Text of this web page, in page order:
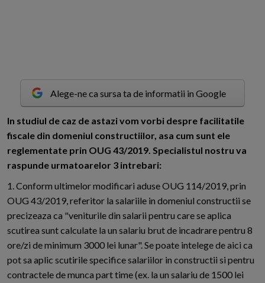
Alege-ne ca sursa ta de informatii in Google
In studiul de caz de astazi vom vorbi despre facilitatile
fiscale din domeniul constructiilor, asa cum sunt ele
reglementate prin OUG 43/2019. Specialistul nostru va
raspunde urmatoarelor 3 intrebari:
1. Conform ultimelor modificari aduse OUG 114/2019, prin
OUG 43/2019, referitor la salariile in domeniul constructii se
precizeaza ca "veniturile din salarii pentru care se aplica
scutirea sunt calculate la un salariu brut de incadrare pentru 8
ore/zi de minimum 3000 lei lunar". Se poate intelege de aici ca
pot sa aplic scutirile specifice salariilor in constructii si pentru
contractele de munca part time (ex. la un salariu de 1500 lei